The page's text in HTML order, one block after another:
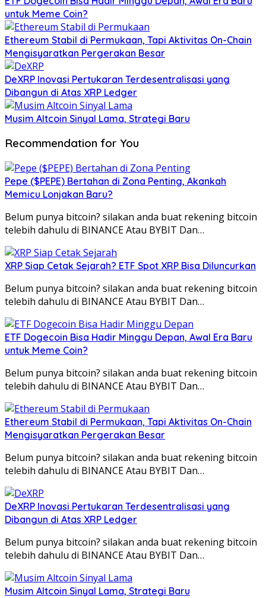
untuk Meme Coin?
Ethereum Stabil di Permukaan, Tapi Aktivitas On-Chain
Mengisyaratkan Pergerakan Besar
DeXRP Inovasi Pertukaran Terdesentralisasi yang
Dibangun di Atas XRP Ledger
Musim Altcoin Sinyal Lama, Strategi Baru
Recommendation for You
Pepe ($PEPE) Bertahan di Zona Penting, Akankah
Memicu Lonjakan Baru?
Belum punya bitcoin? silakan anda buat rekening bitcoin
telebih dahulu di BINANCE Atau BYBIT Dan…
XRP Siap Cetak Sejarah? ETF Spot XRP Bisa Diluncurkan
Belum punya bitcoin? silakan anda buat rekening bitcoin
telebih dahulu di BINANCE Atau BYBIT Dan…
ETF Dogecoin Bisa Hadir Minggu Depan, Awal Era Baru
untuk Meme Coin?
Belum punya bitcoin? silakan anda buat rekening bitcoin
telebih dahulu di BINANCE Atau BYBIT Dan…
Ethereum Stabil di Permukaan, Tapi Aktivitas On-Chain
Mengisyaratkan Pergerakan Besar
Belum punya bitcoin? silakan anda buat rekening bitcoin
telebih dahulu di BINANCE Atau BYBIT Dan…
DeXRP Inovasi Pertukaran Terdesentralisasi yang
Dibangun di Atas XRP Ledger
Belum punya bitcoin? silakan anda buat rekening bitcoin
telebih dahulu di BINANCE Atau BYBIT Dan…
Musim Altcoin Sinyal Lama, Strategi Baru